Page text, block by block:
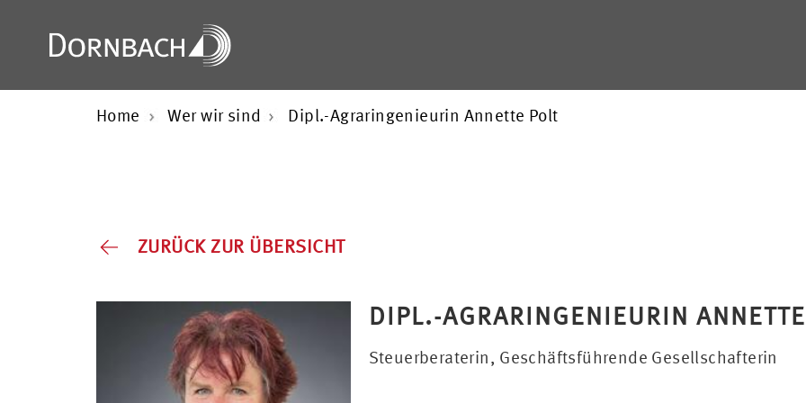
Home Wer wir sind Dipl.-Agraringenieurin Annette Polt
ZURÜCK ZUR ÜBERSICHT
DIPL.-AGRARINGENIEURIN
Steuerberaterin, Geschäftsführende Gesellschafterin